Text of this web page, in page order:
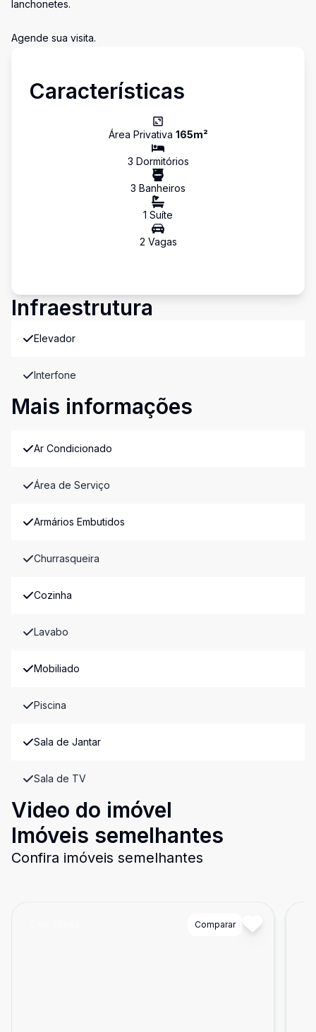
lanchonetes.
Agende sua visita.
Características
Área Privativa 165m²
3 Dormitórios
3 Banheiros
1 Suíte
2 Vagas
Infraestrutura
Elevador
Interfone
Mais informações
Ar Condicionado
Área de Serviço
Armários Embutidos
Churrasqueira
Cozinha
Lavabo
Mobiliado
Piscina
Sala de Jantar
Sala de TV
Video do imóvel
Imóveis semelhantes
Confira imóveis semelhantes
Comparar